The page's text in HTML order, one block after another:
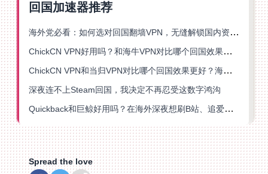
回国加速器推荐
海外党必看：如何选对回国翻墙VPN，无缝解锁国内资源？
ChickCN VPN好用吗？和海牛VPN对比哪个回国效果更好？
ChickCN VPN和当归VPN对比哪个回国效果更好？海外党亲测后选了它
深夜连不上Steam回国，我决定不再忍受这数字鸿沟
Quickback和巨鲸好用吗？在海外深夜想刷B站、追爱奇艺的你，或许正需要这份答案
Spread the love